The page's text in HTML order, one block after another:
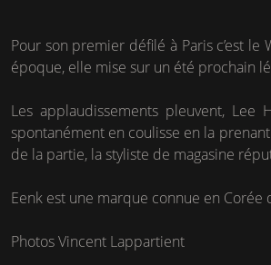
Pour son premier défilé à Paris c’est
époque, elle mise sur un été prochain
Les applaudissements pleuvent, Lee
spontanément en coulisse en la
de la partie, la styliste de magasine
Eenk est une marque connue en Corée
Photos Vincent Lappartient